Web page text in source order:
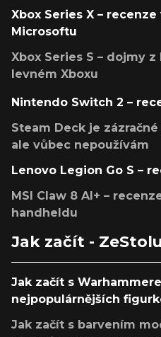
Xbox Series X –
Microsoftu
Xbox Series S – dojmy
levném Xboxu
Nintendo Switch 2 –
Steam Deck je
ale vůbec nepoužívám
Lenovo Legion Go S –
MSI Claw 8 AI+ –
handheldu
Jak začít -
Jak začít s
nejpopulárnějších
Jak začít s barvením